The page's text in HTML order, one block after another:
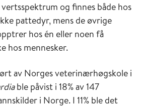
og finnes både hos
pattedyr, mens de øvrige
hos én eller noen få
hos mennesker.
av Norges veterinærhøgskole i
ble påvist i 18% av 147
i Norge. I 11% ble det